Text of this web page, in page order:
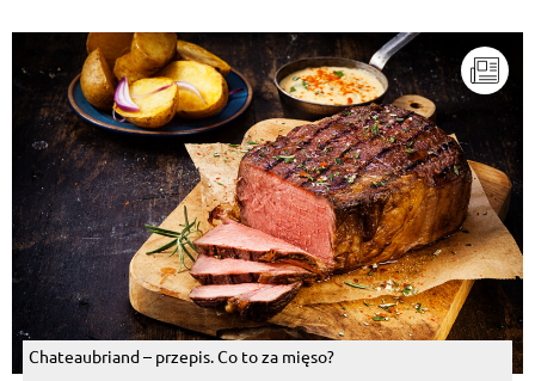
Chateaubriand – przepis. Co to za mięso?